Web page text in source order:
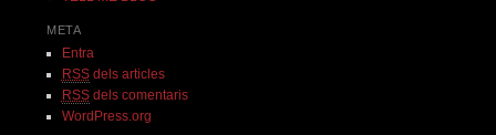
META
Entra
RSSdels articles
RSSdels comentaris
WordPress.org